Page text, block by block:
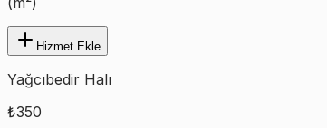
Hizmet Ekle
Yağcıbedir Halı
₺350